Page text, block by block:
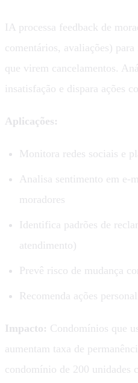
IA processa feedback de
comentários, avaliações)
que virem cancelamentos.
insatisfação e dispara ações
Aplicações:
Monitora redes sociais e
Analisa sentimento em e-
moradores
Identifica padrões de
atendimento)
Prevê risco de mudança
Recomenda ações
Impacto: Condomínios que
aumentam taxa de
condomínio de 200 unidades